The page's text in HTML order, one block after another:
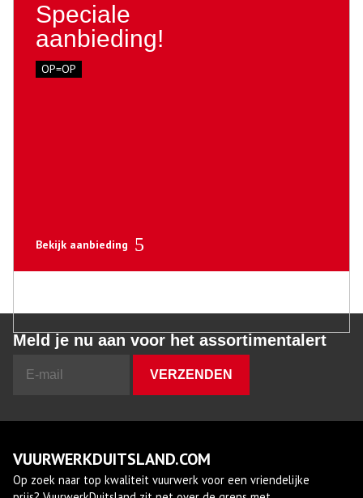
Speciale
aanbieding!
OP=OP
Bekijk aanbieding
Meld je nu aan voor het assortimentalert
VUURWERKDUITSLAND.COM
Op zoek naar top kwaliteit vuurwerk voor een vriendelijke